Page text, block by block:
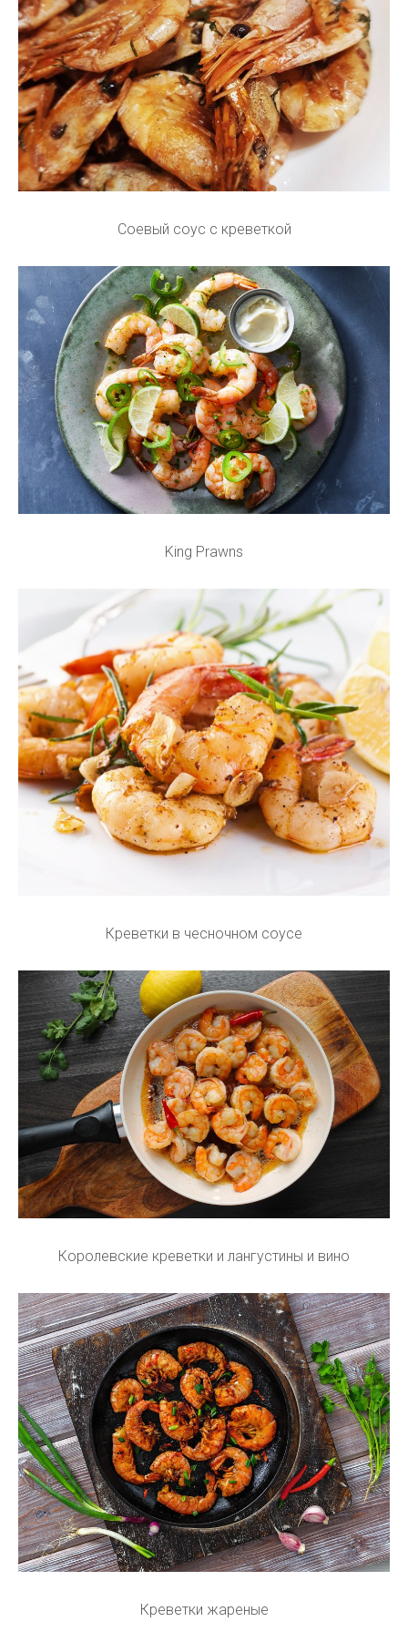
Соевый соус с креветкой
King Prawns
Креветки в чесночном соусе
Королевские креветки и лангустины и вино
Креветки жареные